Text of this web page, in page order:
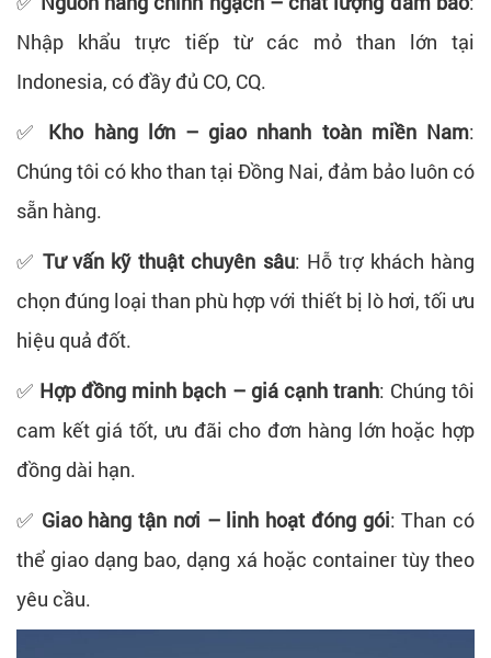
Nhập khẩu trực tiếp từ các mỏ than lớn tại
Indonesia, có đầy đủ CO, CQ.
✅ Kho hàng lớn – giao nhanh toàn miền Nam:
Chúng tôi có kho than tại Đồng Nai, đảm bảo luôn có
sẵn hàng.
✅ Tư vấn kỹ thuật chuyên sâu: Hỗ trợ khách hàng
chọn đúng loại than phù hợp với thiết bị lò hơi, tối ưu
hiệu quả đốt.
✅ Hợp đồng minh bạch – giá cạnh tranh: Chúng tôi
cam kết giá tốt, ưu đãi cho đơn hàng lớn hoặc hợp
đồng dài hạn.
✅ Giao hàng tận nơi – linh hoạt đóng gói: Than có
thể giao dạng bao, dạng xá hoặc container tùy theo
yêu cầu.